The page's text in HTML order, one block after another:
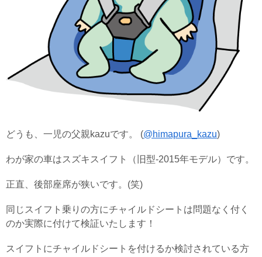
どうも、一児の父親kazuです。 (@himapura_kazu)
わが家の車はスズキスイフト（旧型-2015年モデル）です。
正直、後部座席が狭いです。(笑)
同じスイフト乗りの方にチャイルドシートは問題なく付く
のか実際に付けて検証いたします！
スイフトにチャイルドシートを付けるか検討されている方